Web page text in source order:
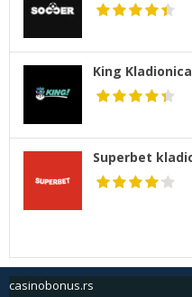
King
Superbet
casinobonus.rs